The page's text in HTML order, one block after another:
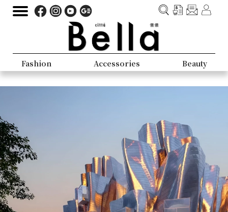
Fashion Accessories Beauty